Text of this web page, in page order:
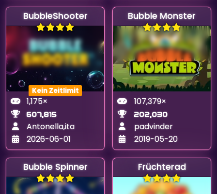
BubbleShooter
Kein Zeitlimit
1,175×
607,815
Antonella,ita
2026-06-01
Bubble Monster
107,379×
202,030
padvinder
2019-05-20
Bubble Spinner Früchterad